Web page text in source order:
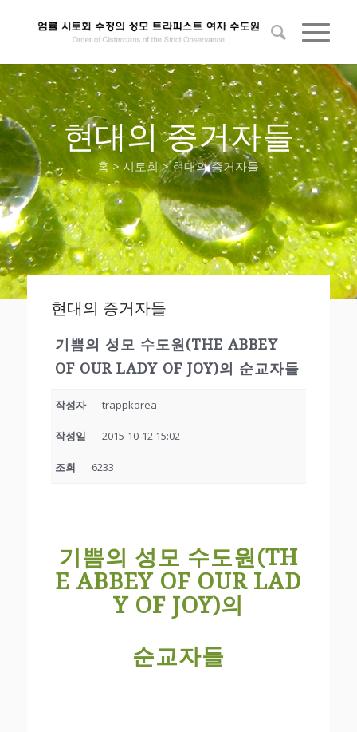
현대의 증거자들
홈 > 시토회 > 현대의 증거자들
현대의 증거자들
기쁨의 성모 수도원(THE ABBEY
OF OUR LADY OF JOY)의 순교자들
작성자 trappkorea
작성일 2015-10-12 15:02
조회 6233
기쁨의 성모 수도원(TH
E ABBEY OF OUR LAD
Y OF JOY)의
순교자들